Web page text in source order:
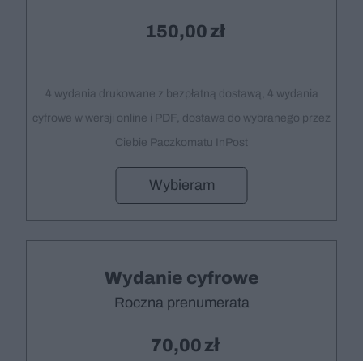
150,00
4 wydania drukowane z bezpłatną dostawą, 4 wydania
cyfrowe w wersji online i PDF, dostawa do wybranego przez
Ciebie Paczkomatu InPost
Wybieram
Wydanie cyfrowe
Roczna prenumerata
70,00